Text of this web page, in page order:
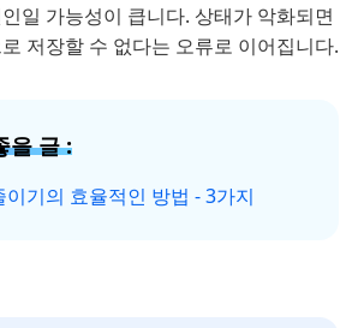
일 가능성이 큽니다. 상태가 악화되면
저장할 수 없다는 오류로 이어집니다.
을 글 :
기의 효율적인 방법 - 3가지